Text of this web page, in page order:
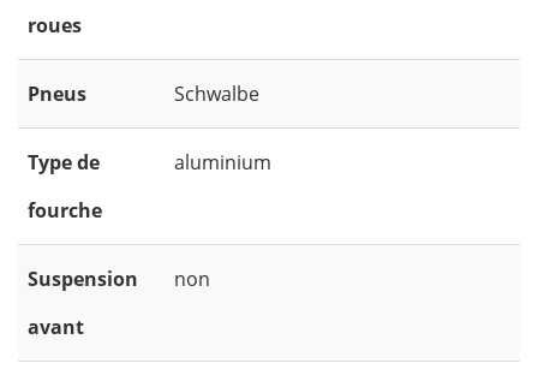
roues
Pneus Schwalbe
Type de
fourche
aluminium
Suspension
avant
non